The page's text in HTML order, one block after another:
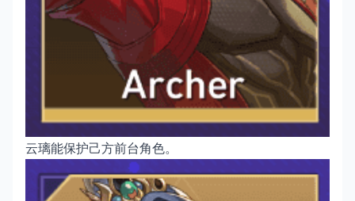
云璃能保护己方前台角色。